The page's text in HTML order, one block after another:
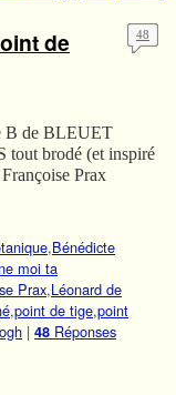
de
48
B de BLEUET
tout brodé (et inspiré
Prax
,Bénédicte
moi ta
Prax,Léonard de
,point de tige,point
| 48 Réponses